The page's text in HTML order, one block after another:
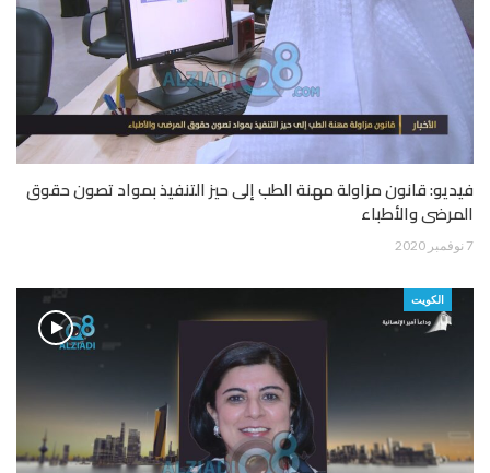
فيديو: قانون مزاولة مهنة الطب إلى حيز التنفيذ بمواد تصون حقوق
المرضى والأطباء
7 نوفمبر 2020
الكويت